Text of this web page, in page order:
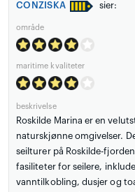
CONZISKA sier:
område
maritime kvaliteter
beskrivelse
Roskilde Marina er en
naturskjønne omgivelser.
seilturer på Roskilde-
fasiliteter for seilere,
vanntilkobling, dusjer og